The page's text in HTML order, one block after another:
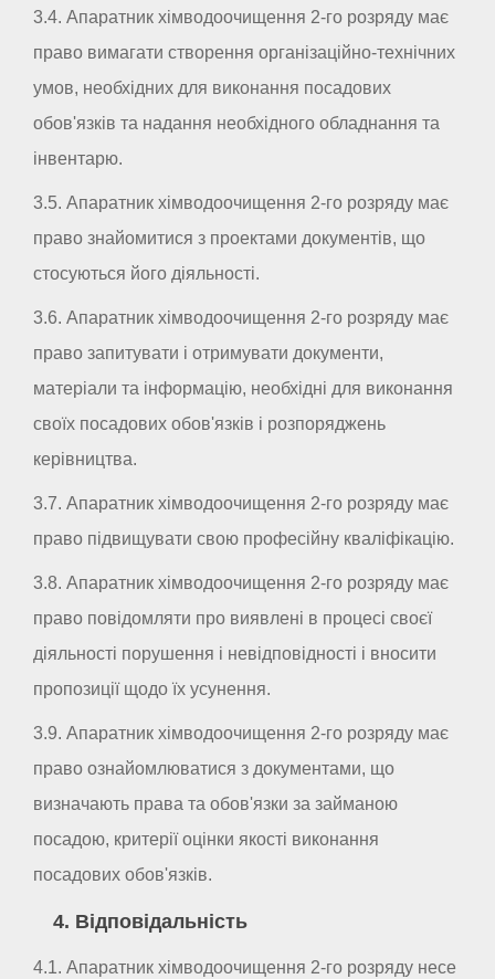
3.4. Апаратник хімводоочищення 2-го розряду має
право вимагати створення організаційно-технічних
умов, необхідних для виконання посадових
обов'язків та надання необхідного обладнання та
інвентарю.
3.5. Апаратник хімводоочищення 2-го розряду має
право знайомитися з проектами документів, що
стосуються його діяльності.
3.6. Апаратник хімводоочищення 2-го розряду має
право запитувати і отримувати документи,
матеріали та інформацію, необхідні для виконання
своїх посадових обов'язків і розпоряджень
керівництва.
3.7. Апаратник хімводоочищення 2-го розряду має
право підвищувати свою професійну кваліфікацію.
3.8. Апаратник хімводоочищення 2-го розряду має
право повідомляти про виявлені в процесі своєї
діяльності порушення і невідповідності і вносити
пропозиції щодо їх усунення.
3.9. Апаратник хімводоочищення 2-го розряду має
право ознайомлюватися з документами, що
визначають права та обов'язки за займаною
посадою, критерії оцінки якості виконання
посадових обов'язків.
4. Відповідальність
4.1. Апаратник хімводоочищення 2-го розряду несе